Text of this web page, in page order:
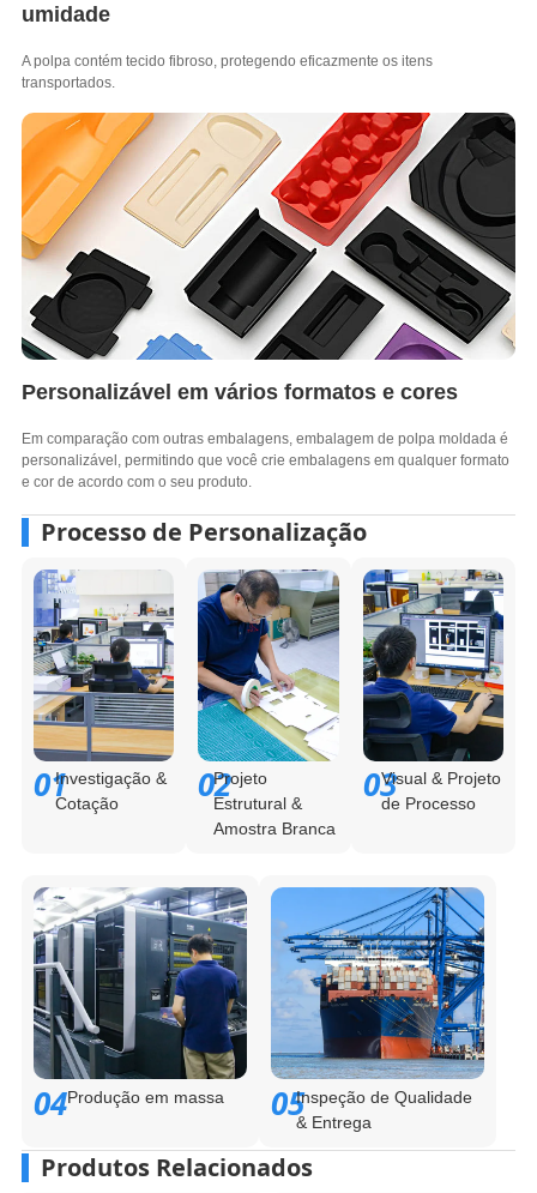
umidade
A polpa contém tecido fibroso, protegendo eficazmente os itens
transportados.
Personalizável em vários formatos e cores
Em comparação com outras embalagens, embalagem de polpa moldada é
personalizável, permitindo que você crie embalagens em qualquer formato
e cor de acordo com o seu produto.
Processo de Personalização
01Investigação &
Cotação
02Projeto
Estrutural &
Amostra Branca
03Visual & Projeto
de Processo
04Produção em massa 05Inspeção de Qualidade
& Entrega
Produtos Relacionados